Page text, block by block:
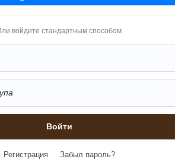
войдите стандартным способом
Регистрация Забыл пароль?